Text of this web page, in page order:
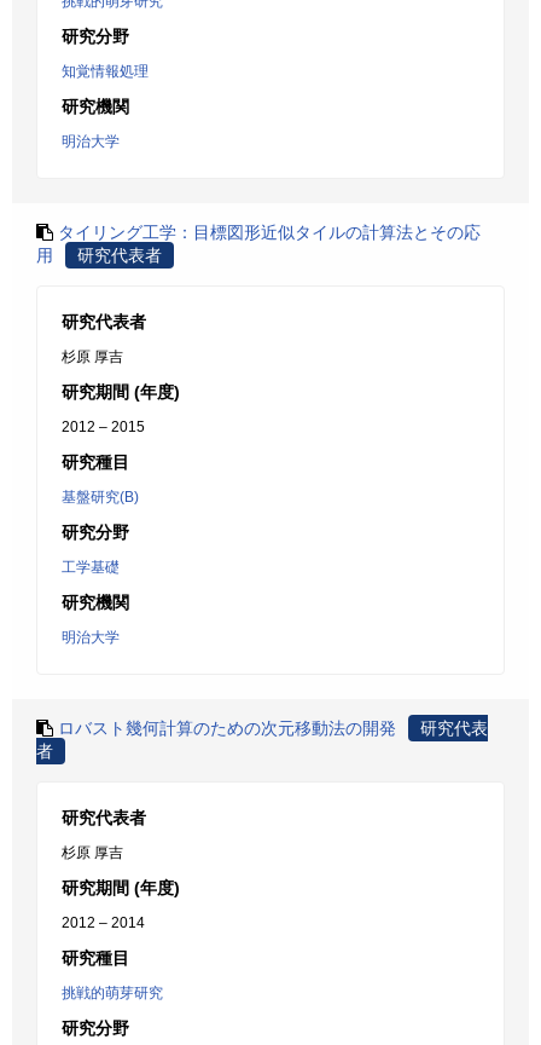
研究分野
知覚情報処理
研究機関
明治大学
タイリング工学：目標図形近似タイルの計算法とその応
用
研究代表者
研究代表者
杉原 厚吉
研究期間 (年度)
2012 – 2015
研究種目
基盤研究(B)
研究分野
工学基礎
研究機関
明治大学
ロバスト幾何計算のための次元移動法の開発
研究代表
者
研究代表者
杉原 厚吉
研究期間 (年度)
2012 – 2014
研究種目
挑戦的萌芽研究
研究分野